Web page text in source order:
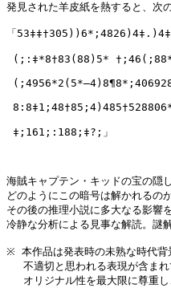
発見された羊皮紙を熱すると、次
「
(;:‡*8†83(88)5*
‡;161;:188;‡?;」
海賊キャプテン・キッドの宝の隠
どのようにこの暗号は解かれるのか
その後の推理小説に多大なる影響
冷静な分析による見事な解読。謎
※ 本作品は発表時の未熟な時代背
不適切と思われる表現が含まれ
オリジナル性を最大限に尊重し